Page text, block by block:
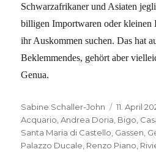
Schwarzafrikaner und Asiaten
billigen Importwaren oder kleinen
ihr Auskommen suchen. Das hat
Beklemmendes, gehört aber
Genua.
Autor
Sabine Schaller-John
am
11. April
Acquario ,Andrea Doria Bigo
Santa Maria di Castello Gassen
Palazzo Ducale Renzo Piano